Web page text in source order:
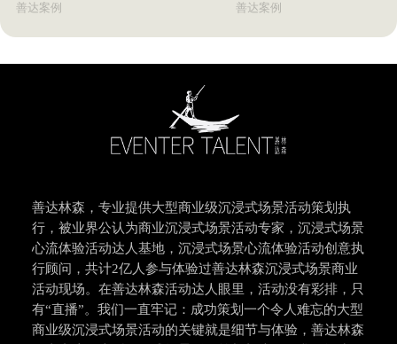
善达案例
善达案例
善达林森，专业提供大型商业级沉浸式场景活动策划执
行，被业界公认为商业沉浸式场景活动专家，沉浸式场景
心流体验活动达人基地，沉浸式场景心流体验活动创意执
行顾问，共计2亿人参与体验过善达林森沉浸式场景商业
活动现场。在善达林森活动达人眼里，活动没有彩排，只
有“直播”。我们一直牢记：成功策划一个令人难忘的大型
商业级沉浸式场景活动的关键就是细节与体验，善达林森